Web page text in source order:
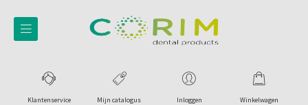
Winkelwagen
Inloggen
Mijn catalogus
Klantenservice